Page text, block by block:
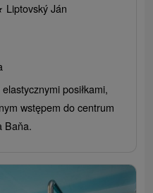
Liptovský Ján
posiłkami,
wstępem do centrum
Baňa.